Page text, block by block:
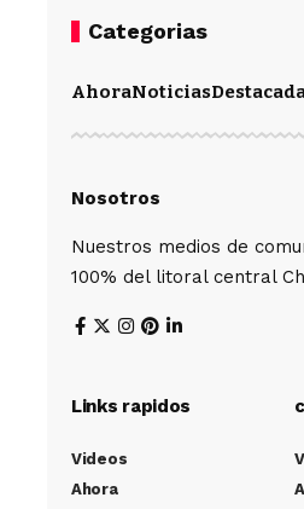
Categorias
AhoraNoticias
Nosotros
Nuestros medios de
100% del litoral central
Links rapidos
Videos
Ahora